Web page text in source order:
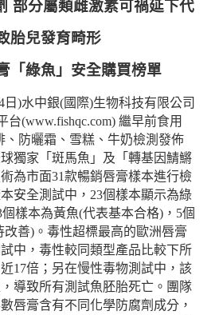
部分屬類雌激素可禍延下代
胎兒發育畸形
「綠魚」安全購買榜單
日 )水中銀(國際)生物科技有限公司
台(www.fishqc.com) 繼早前食用
、防曬霜、雪糕、牛奶檢測發佈
獨家「斑馬魚」及「轉基因鯖鱂
為市面31款暢銷唇膏樣本進行檢
安全測試中， 23個樣本顯示為綠
個樣本為黃魚(代表基本合格) ， 5個
改善) 。毒性超標最高的歐洲唇膏
中，毒性較同類型產品比較下所
17倍；另在慢性毒物測試中，該
導致所有測試魚胚胎死亡。團隊
唇膏含有不同化學防腐劑成分，